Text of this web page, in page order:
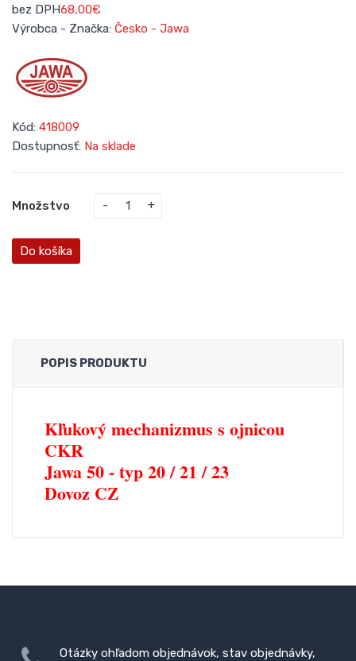
bez DPH68,00€
Výrobca - Značka: Česko - Jawa
Kód: 418009
Dostupnosť: Na sklade
Množstvo
Do košíka
POPIS PRODUKTU
Kľukový mechanizmus s ojnicou
CKR
Jawa 50 - typ 20 / 21 / 23
Dovoz CZ
Otázky ohľadom objednávok, stav objednávky,